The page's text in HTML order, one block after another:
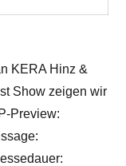
KERA Hinz &
Show zeigen wir
Preview: